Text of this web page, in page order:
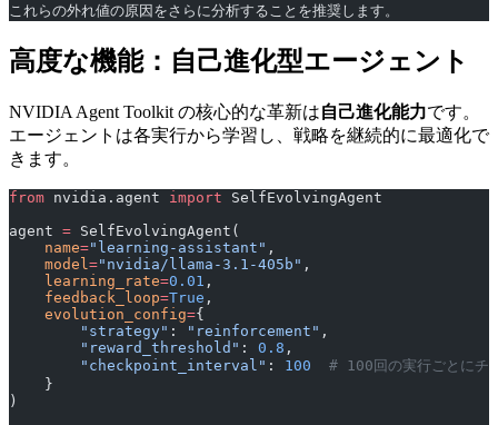
これらの外れ値の原因をさらに分析することを推奨します。
高度な機能：自己進化型エージェント
NVIDIA Agent Toolkit の核心的な革新は自己進化能力です。
エージェントは各実行から学習し、戦略を継続的に最適化で
きます。
from nvidia.agent import SelfEvolvingAgent
agent = SelfEvolvingAgent(
    name
="learning-assistant" ,
    model
="nvidia/llama-3.1-405b" ,
    learning_rate
=0.01 ,
    feedback_loop
=True ,
    evolution_config
={
        "strategy"
: "reinforcement" ,
        "reward_threshold"
: 0.8 ,
        "checkpoint_interval"
: 100
# 100回の実行ごとにチ
    }
)